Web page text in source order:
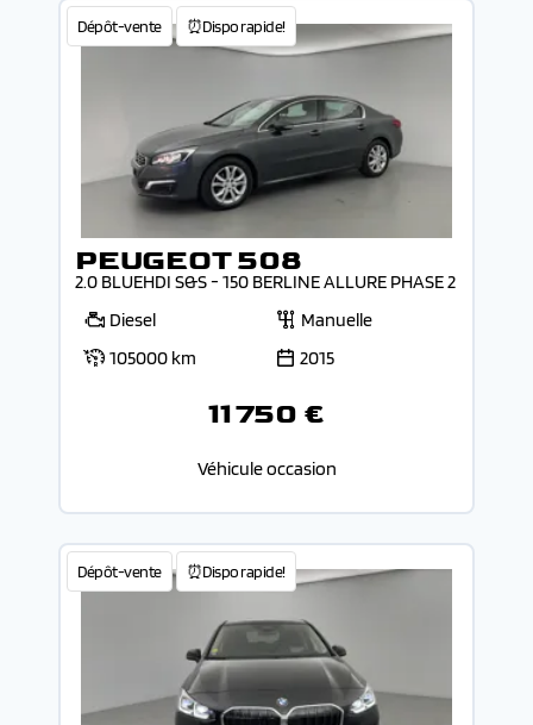
Dépôt-vente ⏰Dispo rapide!
PEUGEOT 508
2.0 BLUEHDI S&S - 150 BERLINE ALLURE PHASE 2
Diesel
Manuelle
105000 km
2015
11 750 €
Véhicule occasion
Dépôt-vente ⏰Dispo rapide!